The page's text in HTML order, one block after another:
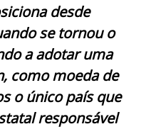
desde
se tornou o
a adotar uma
como moeda de
o único país que
responsável